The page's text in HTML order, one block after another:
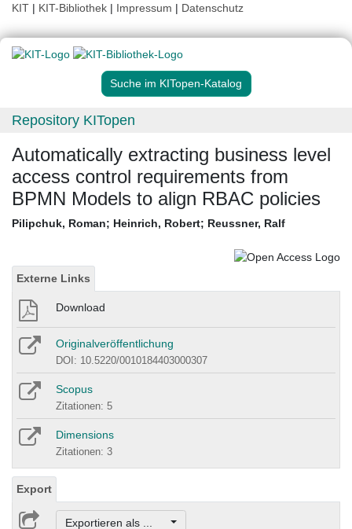
KIT | KIT-Bibliothek | Impressum | Datenschutz
Suche im KITopen-Katalog
Repository KITopen
Automatically extracting business level
access control requirements from
BPMN Models to align RBAC policies
Pilipchuk, Roman; Heinrich, Robert; Reussner, Ralf
Externe Links
Download
Originalveröffentlichung
DOI: 10.5220/0010184403000307
Scopus
Zitationen: 5
Dimensions
Zitationen: 3
Export
Exportieren als ...